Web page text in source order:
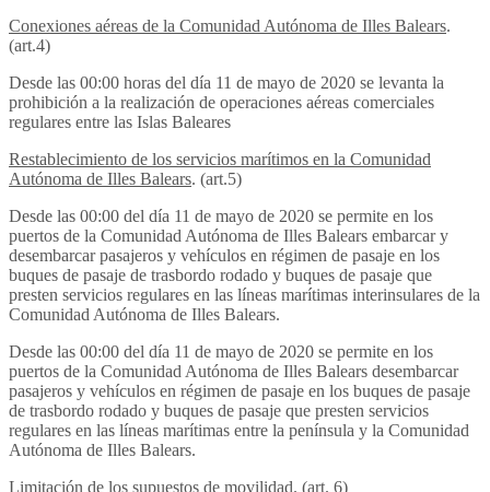
Conexiones aéreas de la Comunidad Autónoma de Illes Balears.
(art.4)
Desde las 00:00 horas del día 11 de mayo de 2020 se levanta la
prohibición a la realización de operaciones aéreas comerciales
regulares entre las Islas Baleares
Restablecimiento de los servicios marítimos en la Comunidad
Autónoma de Illes Balears. (art.5)
Desde las 00:00 del día 11 de mayo de 2020 se permite en los
puertos de la Comunidad Autónoma de Illes Balears embarcar y
desembarcar pasajeros y vehículos en régimen de pasaje en los
buques de pasaje de trasbordo rodado y buques de pasaje que
presten servicios regulares en las líneas marítimas interinsulares de la
Comunidad Autónoma de Illes Balears.
Desde las 00:00 del día 11 de mayo de 2020 se permite en los
puertos de la Comunidad Autónoma de Illes Balears desembarcar
pasajeros y vehículos en régimen de pasaje en los buques de pasaje
de trasbordo rodado y buques de pasaje que presten servicios
regulares en las líneas marítimas entre la península y la Comunidad
Autónoma de Illes Balears.
Limitación de los supuestos de movilidad. (art. 6)